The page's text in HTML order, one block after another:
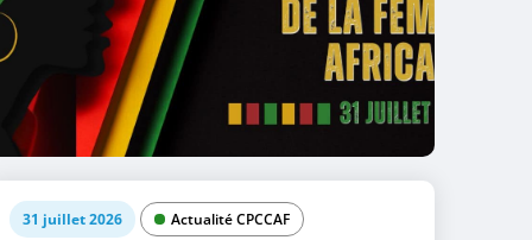
31 juillet 2026 Actualité CPCCAF